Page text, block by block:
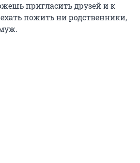
пригласить друзей и к
пожить ни родственники,